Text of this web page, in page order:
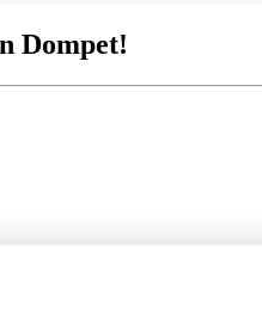
Dompet!